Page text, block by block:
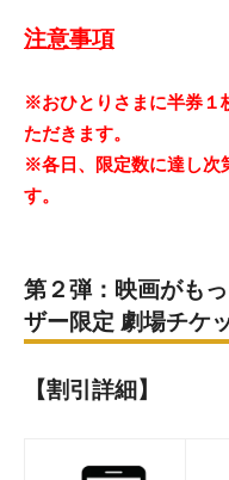
注意事項
※おひとりさまに半券１
ただきます。
※各日、限定数に達し次
す。
第２弾：映画がも
ザー限定 劇場チケ
【割引詳細】